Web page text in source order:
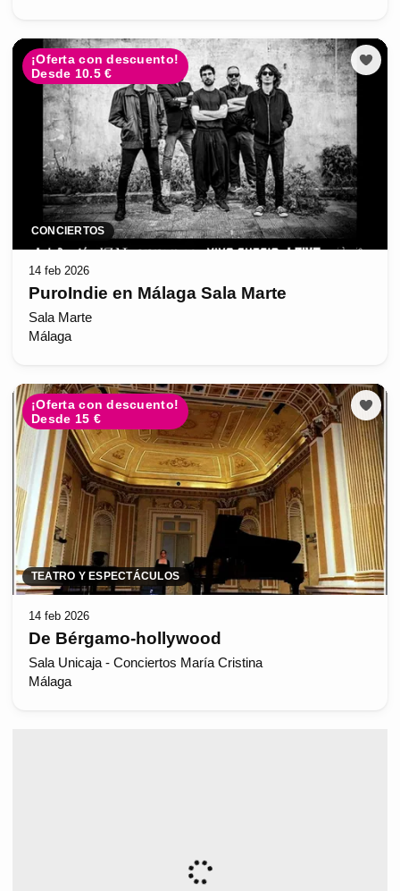
¡Oferta con descuento!
Desde 10.5 €
CONCIERTOS
14 feb 2026
PuroIndie en Málaga Sala Marte
Sala Marte
Málaga
¡Oferta con descuento!
Desde 15 €
TEATRO Y ESPECTÁCULOS
14 feb 2026
De Bérgamo-hollywood
Sala Unicaja - Conciertos María Cristina
Málaga